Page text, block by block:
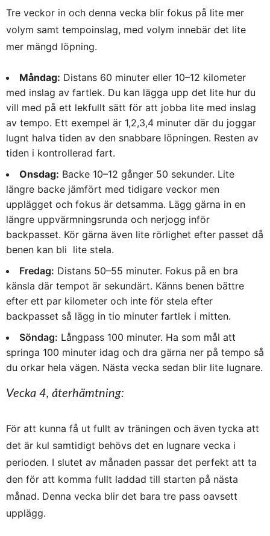
Tre veckor in och denna vecka blir fokus på lite mer
volym samt tempoinslag, med volym innebär det lite
mer mängd löpning.
Måndag: Distans 60 minuter eller 10–12 kilometer
med inslag av fartlek. Du kan lägga upp det lite hur du
vill med på ett lekfullt sätt för att jobba lite med inslag
av tempo. Ett exempel är 1,2,3,4 minuter där du joggar
lugnt halva tiden av den snabbare löpningen. Resten av
tiden i kontrollerad fart.
Onsdag: Backe 10–12 gånger 50 sekunder. Lite
längre backe jämfört med tidigare veckor men
upplägget och fokus är detsamma. Lägg gärna in en
längre uppvärmningsrunda och nerjogg inför
backpasset. Kör gärna även lite rörlighet efter passet då
benen kan bli lite stela.
Fredag: Distans 50–55 minuter. Fokus på en bra
känsla där tempot är sekundärt. Känns benen bättre
efter ett par kilometer och inte för stela efter
backpasset så lägg in tio minuter fartlek i mitten.
Söndag: Långpass 100 minuter. Ha som mål att
springa 100 minuter idag och dra gärna ner på tempo så
du orkar hela vägen. Nästa vecka sedan blir lite lugnare.
Vecka 4, återhämtning:
För att kunna få ut fullt av träningen och även tycka att
det är kul samtidigt behövs det en lugnare vecka i
perioden. I slutet av månaden passar det perfekt att ta
den för att komma fullt laddad till starten på nästa
månad. Denna vecka blir det bara tre pass oavsett
upplägg.